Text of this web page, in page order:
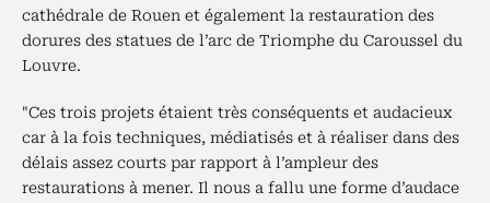
cathédrale de Rouen et également la restauration des
dorures des statues de l’arc de Triomphe du Caroussel du
Louvre.
"Ces trois projets étaient très conséquents et audacieux
car à la fois techniques, médiatisés et à réaliser dans des
délais assez courts par rapport à l’ampleur des
restaurations à mener. Il nous a fallu une forme d’audace